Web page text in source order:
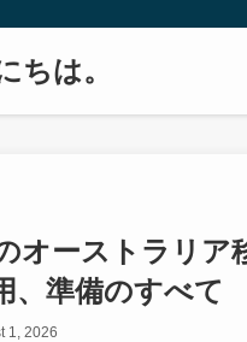
ちは。
オーストラリア
、準備のすべて
1, 2026